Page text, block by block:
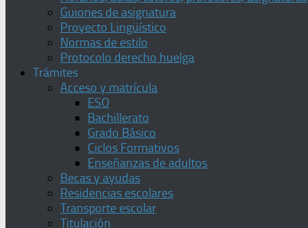
Guiones de asignatura
Proyecto Lingüístico
Normas de estilo
Protocolo derecho huelga
Trámites
Acceso y matrícula
ESO
Bachillerato
Grado Básico
Ciclos Formativos
Enseñanzas de adultos
Becas y ayudas
Residencias escolares
Transporte escolar
Titulación